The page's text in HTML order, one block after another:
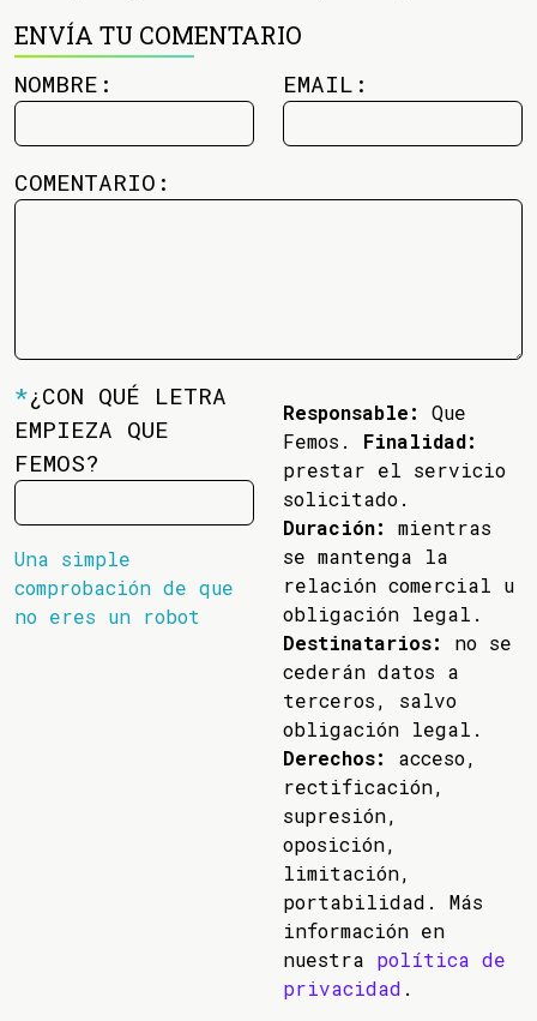
ENVÍA TU COMENTARIO
NOMBRE: EMAIL:
COMENTARIO:
*¿CON QUÉ LETRA
EMPIEZA QUE
FEMOS?
Una simple
comprobación de que
no eres un robot
Responsable:
Que
Femos. Finalidad:
prestar el servicio
solicitado.
Duración:
mientras
se mantenga la
relación comercial u
obligación legal.
Destinatarios:
no se
cederán datos a
terceros, salvo
obligación legal.
Derechos:
acceso,
rectificación,
supresión,
oposición,
limitación,
portabilidad. Más
información en
nuestra política de
privacidad .